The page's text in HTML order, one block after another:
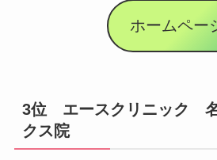
ホームペー
3位 エースクリニック 名
クス院